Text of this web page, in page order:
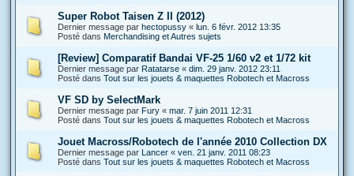
Super Robot Taisen Z II (2012)
Dernier message par hectopussy « lun. 6 févr. 2012 13:35
Posté dans Merchandising et Autres sujets
[Review] Comparatif Bandai VF-25 1/60 v2 et 1/72 kit
Dernier message par Ratatarse « dim. 29 janv. 2012 23:11
Posté dans Tout sur les jouets & maquettes Robotech et Macross
VF SD by SelectMark
Dernier message par Fury « mar. 7 juin 2011 12:31
Posté dans Tout sur les jouets & maquettes Robotech et Macross
Jouet Macross/Robotech de l'année 2010 Collection DX
Dernier message par Lancer « ven. 21 janv. 2011 08:23
Posté dans Tout sur les jouets & maquettes Robotech et Macross